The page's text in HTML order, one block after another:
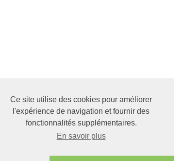
Ce site utilise des cookies pour améliorer
l'expérience de navigation et fournir des
fonctionnalités supplémentaires.
En savoir plus